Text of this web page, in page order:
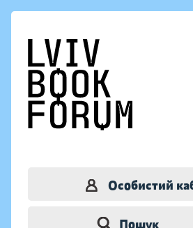
Особистий
Пошук